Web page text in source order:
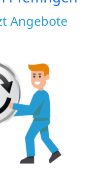
Angebote